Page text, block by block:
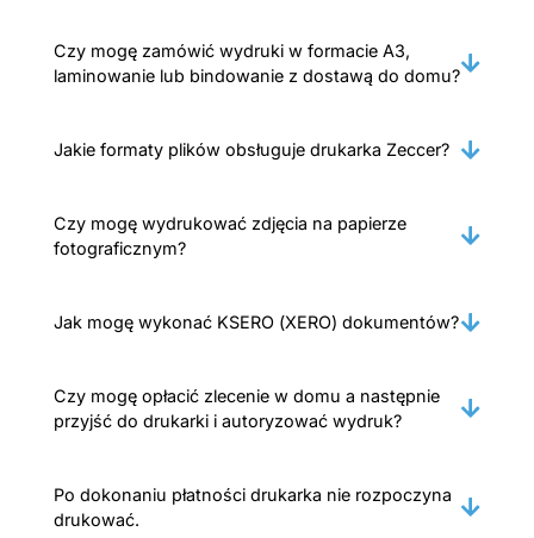
Czy mogę zamówić wydruki w formacie A3,
laminowanie lub bindowanie z dostawą do domu?
Jakie formaty plików obsługuje drukarka Zeccer?
Czy mogę wydrukować zdjęcia na papierze
fotograficznym?
Jak mogę wykonać KSERO (XERO) dokumentów?
Czy mogę opłacić zlecenie w domu a następnie
przyjść do drukarki i autoryzować wydruk?
Po dokonaniu płatności drukarka nie rozpoczyna
drukować.